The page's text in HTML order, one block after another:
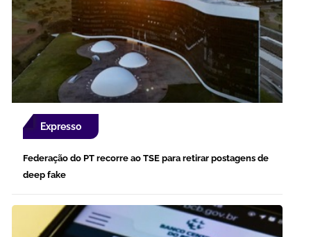
Expresso
Federação do PT recorre ao TSE para retirar postagens de
deep fake